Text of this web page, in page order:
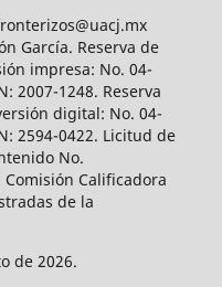
García. Reserva de
impresa: No. 04-
2007-1248. Reserva
digital: No. 04-
2594-0422. Licitud de
No.
Calificadora
de la
de 2026.